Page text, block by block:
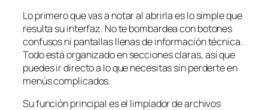
Lo primero que vas a notar al abrirla es lo simple que
resulta su interfaz. No te bombardea con botones
confusos ni pantallas llenas de información técnica.
Todo está organizado en secciones claras, así que
puedes ir directo a lo que necesitas sin perderte en
menús complicados.
Su función principal es el limpiador de archivos